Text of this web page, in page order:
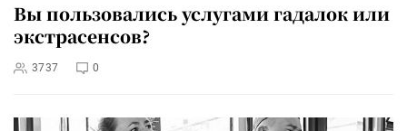
Вы пользовались услугами гадалок или
экстрасенсов?
3737 0